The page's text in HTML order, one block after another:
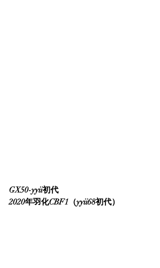
GX50-yyii初代
2020年羽化CBF1（yyii68初代）